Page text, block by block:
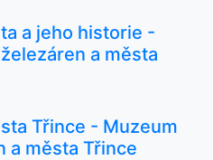
a jeho historie -
a města
Třince - Muzeum
a města Třince